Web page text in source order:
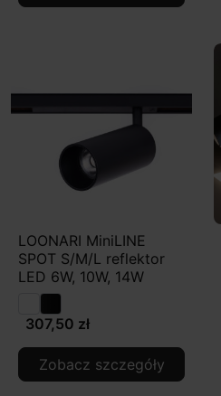
LOONARI MiniLINE
SPOT S/M/L reflektor
LED 6W, 10W, 14W
307,50 zł
Zobacz szczegóły